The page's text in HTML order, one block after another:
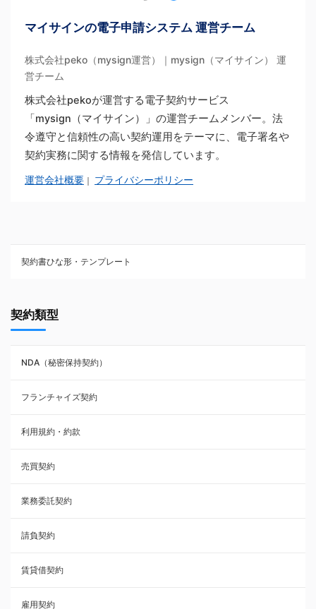
マイサインの電子申請システム 運営チーム
株式会社peko（mysign運営）｜mysign（マイサイン） 運
営チーム
株式会社pekoが運営する電子契約サービス
「mysign（マイサイン）」の運営チームメンバー。法
令遵守と信頼性の高い契約運用をテーマに、電子署名や
契約実務に関する情報を発信しています。
運営会社概要 ｜ プライバシーポリシー
契約書ひな形・テンプレート
NDA（秘密保持契約）
業務委託契約
利用規約・約款
覚書・合意書・同意書
承諾書
雇用契約
その他契約・書面
売買契約
契約類型
NDA（秘密保持契約）
フランチャイズ契約
利用規約・約款
売買契約
業務委託契約
請負契約
賃貸借契約
雇用契約